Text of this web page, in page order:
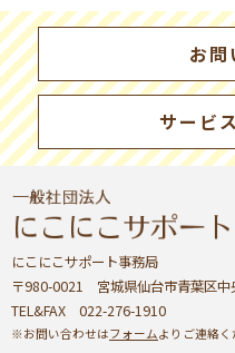
お問
サービ
にこにこサポート事務局
〒980-0021 宮城県仙台市青葉区中
TEL&FAX 022-276-1910
※お問い合わせはフォームよりご連絡く